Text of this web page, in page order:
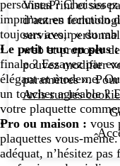
personnes ?
imprimez en fonction
toujours avoir « du
Le petit truc en plus
finale ? Essayez par
élégant et moderne.
un toucher agréable ?
votre plaquette
Pro ou maison : vous
plaquettes vous-
adéquat, n’hésitez
VistaPrint et ses
d’autres
services,
web et proposer
pouvez modifier
paramètres ».
Avis sur les